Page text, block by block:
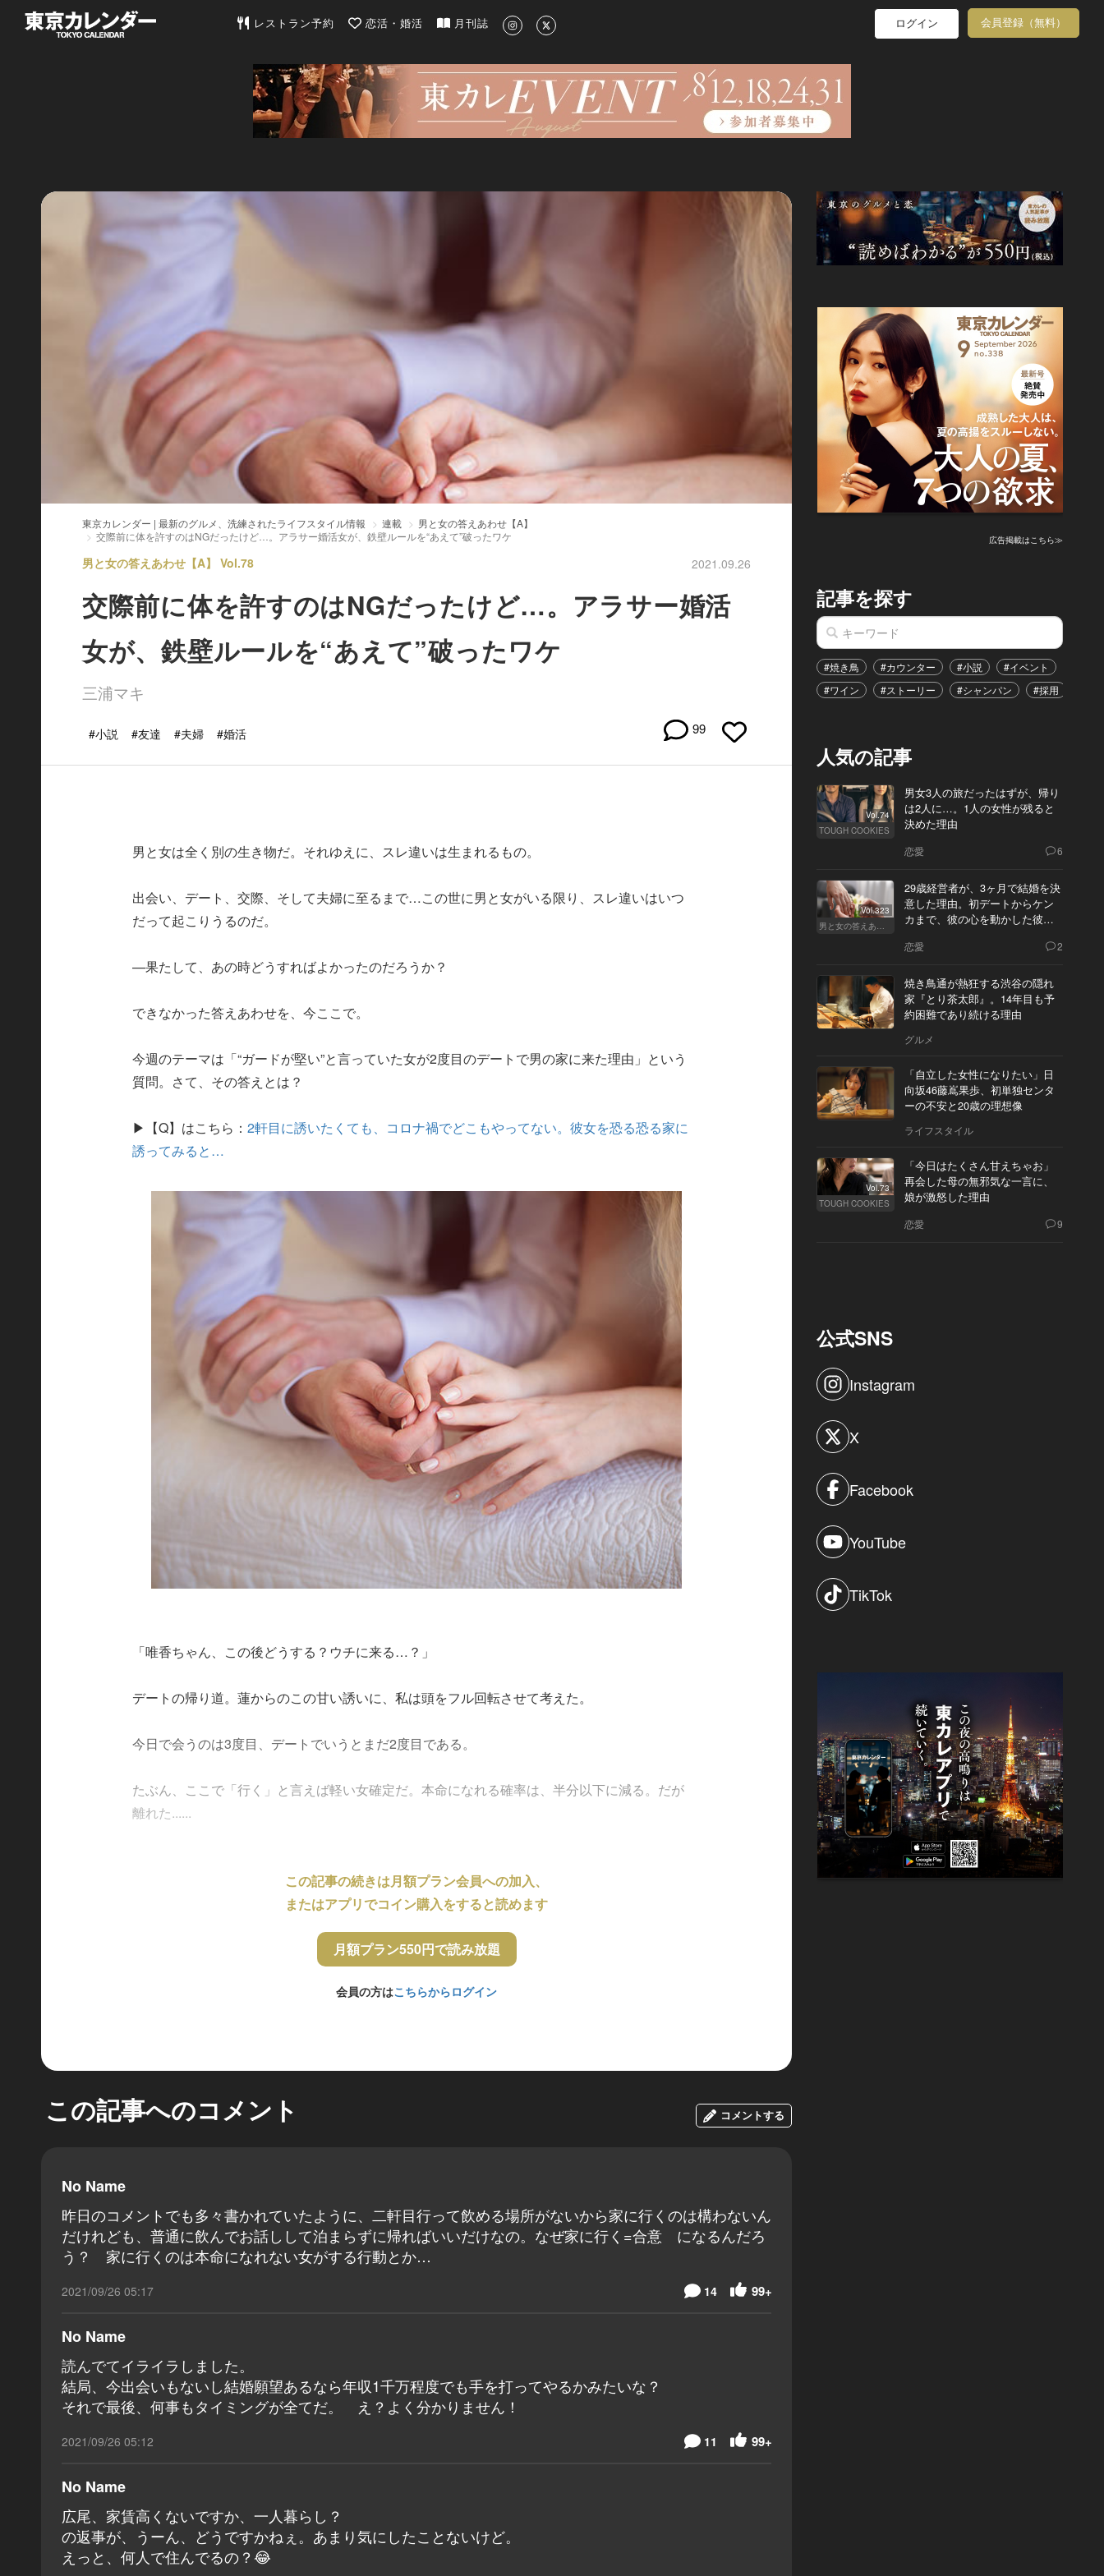
東京カレンダー | 最新のグルメ、洗練されたライフスタイル情報
レストラン予約 恋活・婚活 月刊誌 ログイン 会員登録（無料）
東京カレンダー | 最新のグルメ、洗練されたライフスタイル情報 連載
男と女の答えあわせ【A】
交際前に体を許すのはNGだったけど…。アラサー婚活女が、鉄壁ルールを“あえて”破ったワケ
男と女の答えあわせ【A】 Vol.78 2021.09.26
交際前に体を許すのはNGだったけど…。アラサー婚活
女が、鉄壁ルールを“あえて”破ったワケ
三浦マキ
#小説 #友達 #夫婦 #婚活 99
男と女は全く別の生き物だ。それゆえに、スレ違いは生まれるもの。
出会い、デート、交際、そして夫婦に至るまで…この世に男と女がいる限り、スレ違いはいつ
だって起こりうるのだ。
—果たして、あの時どうすればよかったのだろうか？
できなかった答えあわせを、今ここで。
今週のテーマは「“ガードが堅い”と言っていた女が2度目のデートで男の家に来た理由」という
質問。さて、その答えとは？
▶【Q】はこちら：2軒目に誘いたくても、コロナ禍でどこもやってない。彼女を恐る恐る家に
誘ってみると…
「唯香ちゃん、この後どうする？ウチに来る…？」
デートの帰り道。蓮からのこの甘い誘いに、私は頭をフル回転させて考えた。
今日で会うのは3度目、デートでいうとまだ2度目である。
たぶん、ここで「行く」と言えば軽い女確定だ。本命になれる確率は、半分以下に減る。だが
離れた......
この記事の続きは月額プラン会員への加入、
またはアプリでコイン購入をすると読めます
月額プラン550円で読み放題
会員の方はこちらからログイン
この記事へのコメント コメントする
No Name
昨日のコメントでも多々書かれていたように、二軒目行って飲める場所がないから家に行くのは構わないん
だけれども、普通に飲んでお話しして泊まらずに帰ればいいだけなの。なぜ家に行く=合意 になるんだろ
う？ 家に行くのは本命になれない女がする行動とか…
2021/09/26 05:17 99+
14
No Name
読んでてイライラしました。
結局、今出会いもないし結婚願望あるなら年収1千万程度でも手を打ってやるかみたいな？
それで最後、何事もタイミングが全てだ。 え？よく分かりません！
2021/09/26 05:12 99+
11
No Name
広尾、家賃高くないですか、一人暮らし？
の返事が、うーん、どうですかねぇ。あまり気にしたことないけど。
えっと、何人で住んでるの？😂
広告掲載はこちら≫
記事を探す
#焼き鳥 #カウンター #小説 #イベント
#ワイン
#ストーリー #シャンパン #採用
人気の記事
Vol.74
TOUGH COOKIES
男女3人の旅だったはずが、帰り
は2人に…。1人の女性が残ると
決めた理由
恋愛 6
Vol.323
男と女の答えあわせ【Q】
29歳経営者が、3ヶ月で結婚を決
意した理由。初デートからケン
カまで、彼の心を動かした彼女
恋愛 2
焼き鳥通が熱狂する渋谷の隠れ
家『とり茶太郎』。14年目も予
約困難であり続ける理由
グルメ
「自立した女性になりたい」日
向坂46藤嶌果歩、初単独センタ
ーの不安と20歳の理想像
ライフスタイル
Vol.73
TOUGH COOKIES
「今日はたくさん甘えちゃお」
再会した母の無邪気な一言に、
娘が激怒した理由
恋愛 9
公式SNS
Instagram
X
Facebook
YouTube
TikTok